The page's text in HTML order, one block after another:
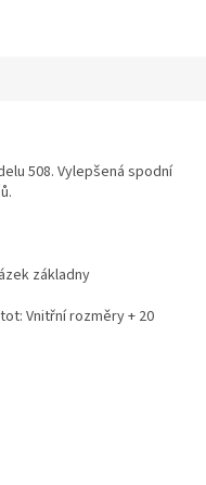
508. Vylepšená spodní
základny
Vnitřní rozměry + 20